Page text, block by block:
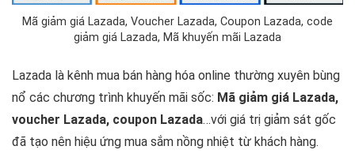
Mã giảm giá Lazada, Voucher Lazada, Coupon Lazada, code
giảm giá Lazada, Mã khuyến mãi Lazada
Lazada là kênh mua bán hàng hóa online thường xuyên bùng
nổ các chương trình khuyến mãi sốc: Mã giảm giá Lazada,
voucher Lazada, coupon Lazada…với giá trị giảm sát gốc
đã tạo nên hiệu ứng mua sắm nồng nhiệt từ khách hàng.